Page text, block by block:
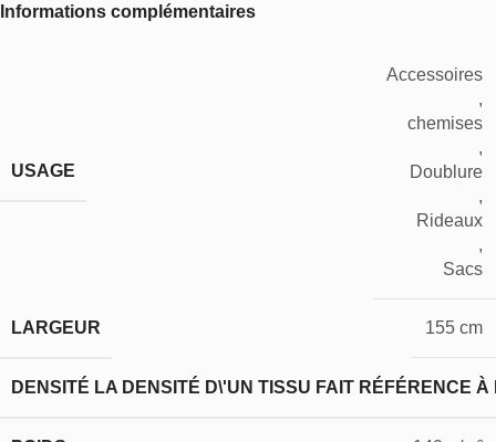
Informations complémentaires
USAGE
Accessoires
,
chemises
,
Doublure
,
Rideaux
,
Sacs
LARGEUR 155 cm
DENSITÉ LA DENSITÉ D\'UN TISSU FAIT RÉFÉRENCE